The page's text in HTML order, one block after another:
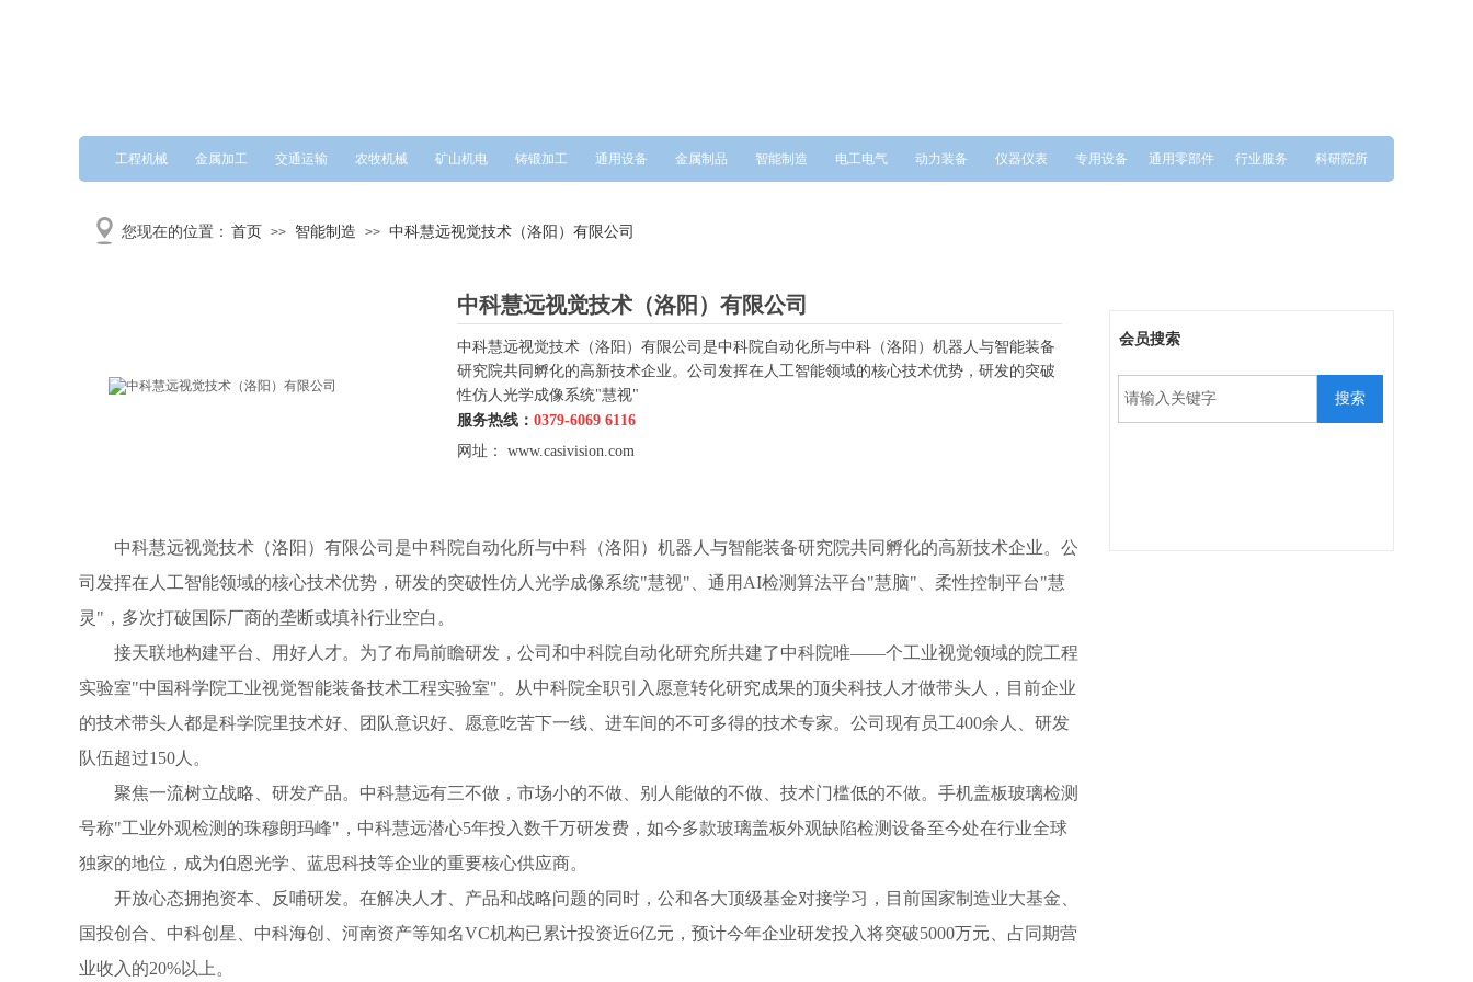
工程机械 金属加工 交通运输 农牧机械 矿山机电 铸锻加工 通用设备 金属制品 智能制造 电工电气 动力装备 仪器仪表 专用设备 通用零部件 行业服务 科研院所
会员搜索​
您现在的位置：
搜索
首页 >> 智能制造 >> 中科慧远视觉技术（洛阳）有限公司
中科慧远视觉技术（洛阳）有限公司
中科慧远视觉技术（洛阳）有限公司是中科院自动化所与中科（洛阳）机器人与智能装备
研究院共同孵化的高新技术企业。公司发挥在人工智能领域的核心技术优势，研发的突破
性仿人光学成像系统"慧视"
服务热线： 0379-6069 6116
网址： www.casivision.com
中科慧远视觉技术（洛阳）有限公司是中科院自动化所与中科（洛阳）机器人与智能装备研究院共同孵化的高新技术企业。公
司发挥在人工智能领域的核心技术优势，研发的突破性仿人光学成像系统"慧视" 、通用 AI检测算法平台"慧脑" 、柔性控制平台"慧
灵 " ，多次打破国际厂商的垄断或填补行业空白。
接天联地构建平台、用好人才。为了布局前瞻研发，公司和中科院自动化研究所共建了中科院唯——个工业视觉领域的院工程
实验室"中国科学院工业视觉智能装备技术工程实验室"。从中科院全职引入愿意转化研究成果的顶尖科技人才做带头人，目前企业
的技术带头人都是科学院里技术好、团队意识好、愿意吃苦下一线、进车间的不可多得的技术专家。公司现有员工400余人、研发
队伍超过150人。
聚焦一流树立战略、研发产品。中科慧远有三不做，市场小的不做、别人能做的不做、技术门槛低的不做。手机盖板玻璃检测
号称"工业外观检测的珠穆朗玛峰"，中科慧远潜心5年投入数千万研发费，如今多款玻璃盖板外观缺陷检测设备至今处在行业全球
独家的地位，成为伯恩光学、蓝思科技等企业的重要核心供应商。
开放心态拥抱资本、反哺研发。在解决人才、产品和战略问题的同时，公和各大顶级基金对接学习，目前国家制造业大基金、
国投创合、中科创星、中科海创、河南资产等知名VC机构已累计投资近6亿元，预计今年企业研发投入将突破5000万元、占同期营
业收入的20%以上。